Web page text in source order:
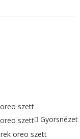
Gyorsnézet